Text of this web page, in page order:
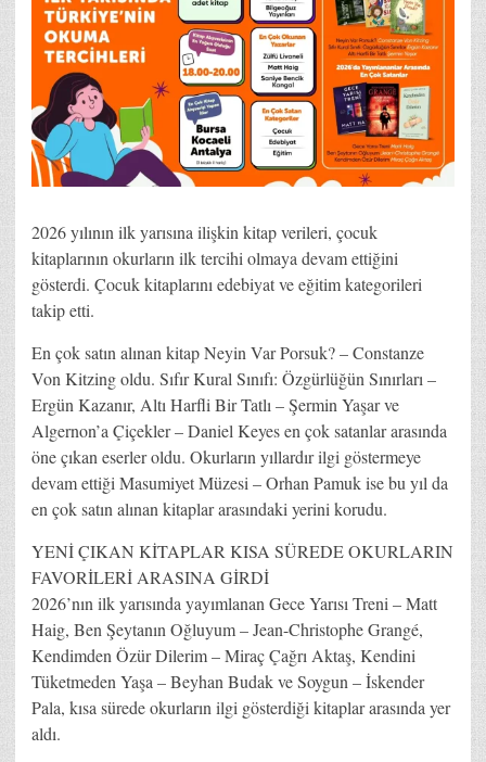
2026 yılının ilk yarısına ilişkin kitap verileri, çocuk
kitaplarının okurların ilk tercihi olmaya devam ettiğini
gösterdi. Çocuk kitaplarını edebiyat ve eğitim kategorileri
takip etti.
En çok satın alınan kitap Neyin Var Porsuk? – Constanze
Von Kitzing oldu. Sıfır Kural Sınıfı: Özgürlüğün Sınırları –
Ergün Kazanır, Altı Harfli Bir Tatlı – Şermin Yaşar ve
Algernon’a Çiçekler – Daniel Keyes en çok satanlar arasında
öne çıkan eserler oldu. Okurların yıllardır ilgi göstermeye
devam ettiği Masumiyet Müzesi – Orhan Pamuk ise bu yıl da
en çok satın alınan kitaplar arasındaki yerini korudu.
YENİ ÇIKAN KİTAPLAR KISA SÜREDE OKURLARIN
FAVORİLERİ ARASINA GİRDİ
2026’nın ilk yarısında yayımlanan Gece Yarısı Treni – Matt
Haig, Ben Şeytanın Oğluyum – Jean-Christophe Grangé,
Kendimden Özür Dilerim – Miraç Çağrı Aktaş, Kendini
Tüketmeden Yaşa – Beyhan Budak ve Soygun – İskender
Pala, kısa sürede okurların ilgi gösterdiği kitaplar arasında yer
aldı.